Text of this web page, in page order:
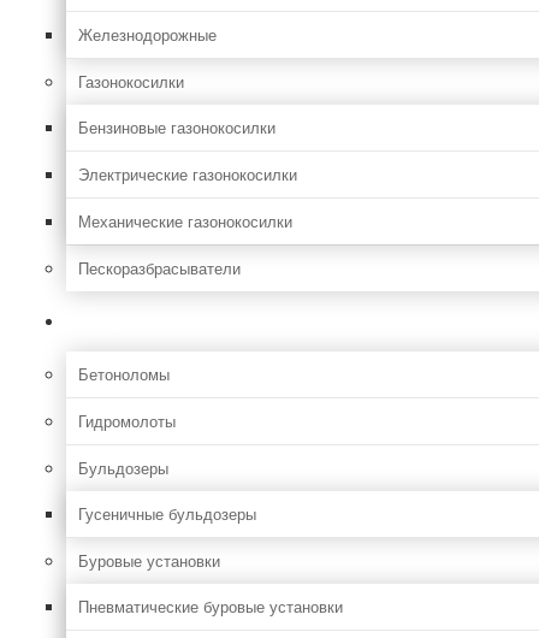
Железнодорожные
Газонокосилки
Бензиновые газонокосилки
Электрические газонокосилки
Механические газонокосилки
Пескоразбрасыватели
Бетоноломы
Гидромолоты
Бульдозеры
Гусеничные бульдозеры
Буровые установки
Пневматические буровые установки